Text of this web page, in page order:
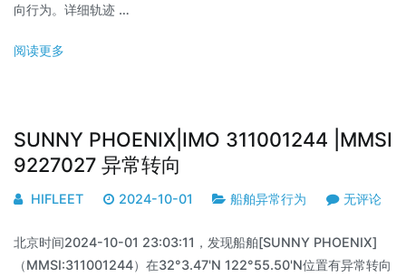
向行为。详细轨迹 …
阅读更多
SUNNY PHOENIX|IMO 311001244 |MMSI
9227027 异常转向
HIFLEET 2024-10-01 船舶异常行为 无评论
北京时间2024-10-01 23:03:11，发现船舶[SUNNY PHOENIX]
（MMSI:311001244）在32°3.47'N 122°55.50'N位置有异常转向